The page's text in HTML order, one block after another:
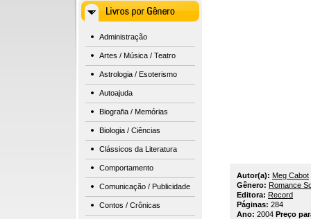
Administração
Artes / Música / Teatro
Astrologia / Esoterismo
Autoajuda
Biografia / Memórias
Biologia / Ciências
Clássicos da Literatura
Comportamento
Comunicação / Publicidade
Contos / Crônicas
Autor(a): Meg Cabot
Gênero: Romance
Editora: Record
Páginas: 284
Ano: 2004 Preço